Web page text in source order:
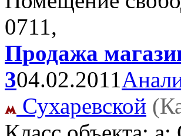
0711,
Продажа
304.02.2011
Сухаревской